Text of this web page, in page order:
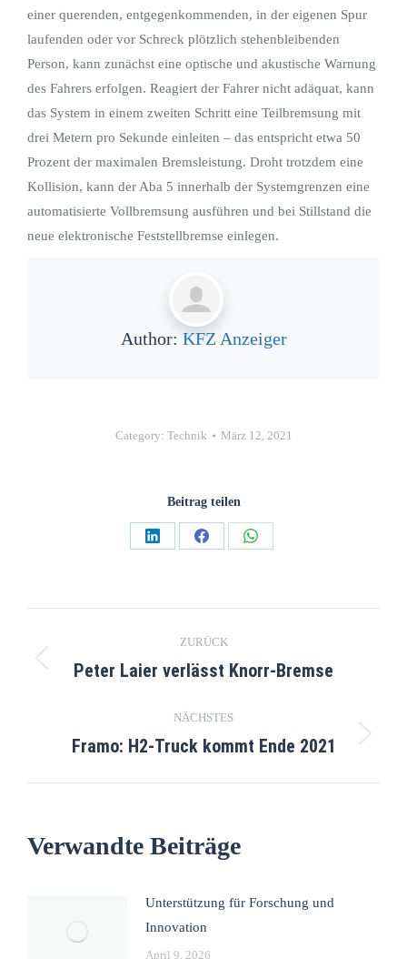
einer querenden, entgegenkommenden, in der eigenen Spur
laufenden oder vor Schreck plötzlich stehenbleibenden
Person, kann zunächst eine optische und akustische Warnung
des Fahrers erfolgen. Reagiert der Fahrer nicht adäquat, kann
das System in einem zweiten Schritt eine Teilbremsung mit
drei Metern pro Sekunde einleiten – das entspricht etwa 50
Prozent der maximalen Bremsleistung. Droht trotzdem eine
Kollision, kann der Aba 5 innerhalb der Systemgrenzen eine
automatisierte Vollbremsung ausführen und bei Stillstand die
neue elektronische Feststellbremse einlegen.
Author: KFZ Anzeiger
Category: Technik März 12, 2021
Beitrag teilen
ZURÜCK
Peter Laier verlässt Knorr-Bremse
NÄCHSTES
Framo: H2-Truck kommt Ende 2021
Verwandte Beiträge
Unterstützung für Forschung und
Innovation
April 9, 2026